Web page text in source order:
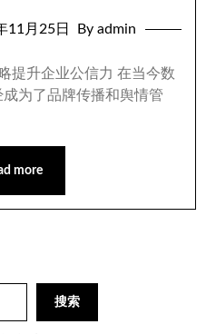
11月25日 By admin
提升企业公信力 在当今数
为了品牌传播和舆情管
more
搜索